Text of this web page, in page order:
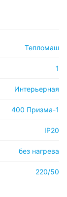
Тепломаш
1
Интерьерная
400 Призма-1
IP20
без нагрева
220/50